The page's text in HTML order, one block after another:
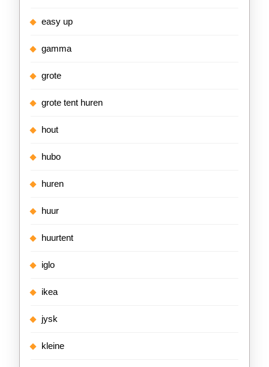
easy up
gamma
grote
grote tent huren
hout
hubo
huren
huur
huurtent
iglo
ikea
jysk
kleine